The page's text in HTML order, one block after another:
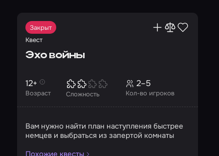
Закрыт
Квест
Эхо войны
Возраст
12+
Сложность Кол-во игроков
2–5
Вам нужно найти план наступления быстрее
немцев и выбраться из запертой комнаты
Похожие квесты